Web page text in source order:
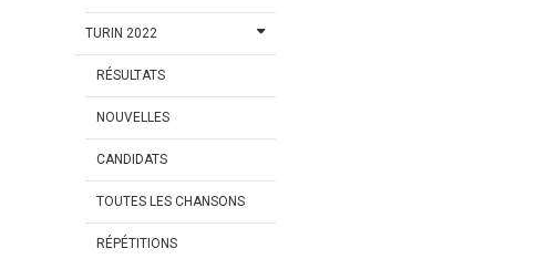
TURIN 2022
RÉSULTATS
NOUVELLES
CANDIDATS
TOUTES LES CHANSONS
RÉPÉTITIONS